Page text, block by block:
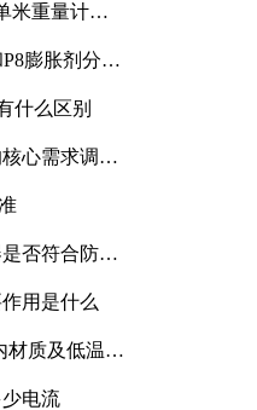
米重量计算
膨胀剂分别
什么区别
心需求调研
否符合防爆
用是什么
材质及低温冲
电流